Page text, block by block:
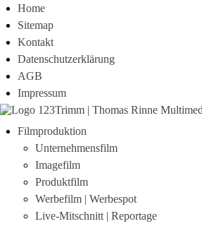
Home
Sitemap
Kontakt
Datenschutzerklärung
AGB
Impressum
Filmproduktion
Unternehmensfilm
Imagefilm
Produktfilm
Werbefilm | Werbespot
Live-Mitschnitt | Reportage